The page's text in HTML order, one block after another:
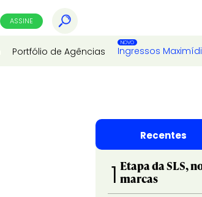
ASSINE
Portfólio de Agências Ingressos
Recentes
1 Etapa da SLS,
marcas